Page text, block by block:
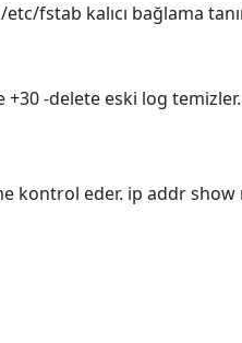
fstab kalıcı bağlama
-delete eski log temizler.
kontrol eder. ip addr